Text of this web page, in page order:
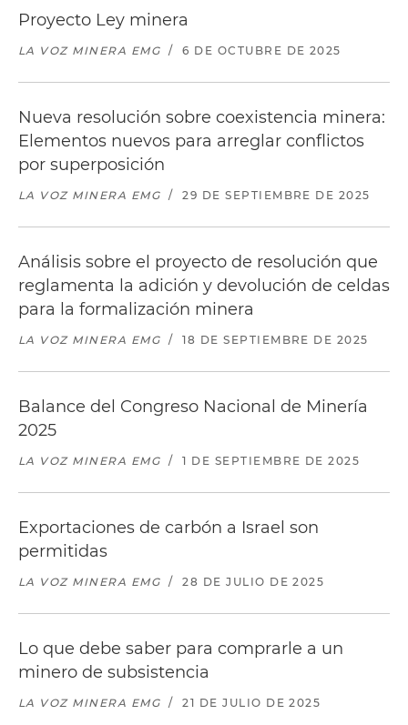
Proyecto Ley minera
LA VOZ MINERA EMG / 6 DE OCTUBRE DE 2025
Nueva resolución sobre coexistencia minera:
Elementos nuevos para arreglar conflictos
por superposición
LA VOZ MINERA EMG / 29 DE SEPTIEMBRE DE 2025
Análisis sobre el proyecto de resolución que
reglamenta la adición y devolución de celdas
para la formalización minera
LA VOZ MINERA EMG / 18 DE SEPTIEMBRE DE 2025
Balance del Congreso Nacional de Minería
2025
LA VOZ MINERA EMG / 1 DE SEPTIEMBRE DE 2025
Exportaciones de carbón a Israel son
permitidas
LA VOZ MINERA EMG / 28 DE JULIO DE 2025
Lo que debe saber para comprarle a un
minero de subsistencia
LA VOZ MINERA EMG / 21 DE JULIO DE 2025